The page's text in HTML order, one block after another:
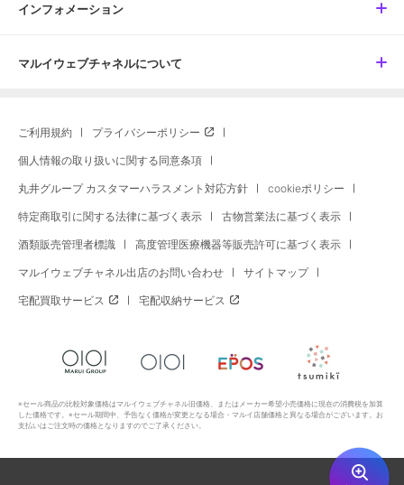
インフォメーション
マルイウェブチャネルについて
ご利用規約 プライバシーポリシー
個人情報の取り扱いに関する同意条項
丸井グループ カスタマーハラスメント対応方針 cookieポリシー
特定商取引に関する法律に基づく表示 古物営業法に基づく表示
酒類販売管理者標識 高度管理医療機器等販売許可に基づく表示
マルイウェブチャネル出店のお問い合わせ サイトマップ
宅配買取サービス 宅配収納サービス
※セール商品の比較対象価格はマルイウェブチャネル旧価格、またはメーカー希望小売価格に現在の消費税を加算
した価格です。※セール期間中、予告なく価格が変更となる場合・マルイ店舗価格と異なる場合がございます。お
支払いはご注文時の価格となりますのでご了承ください。